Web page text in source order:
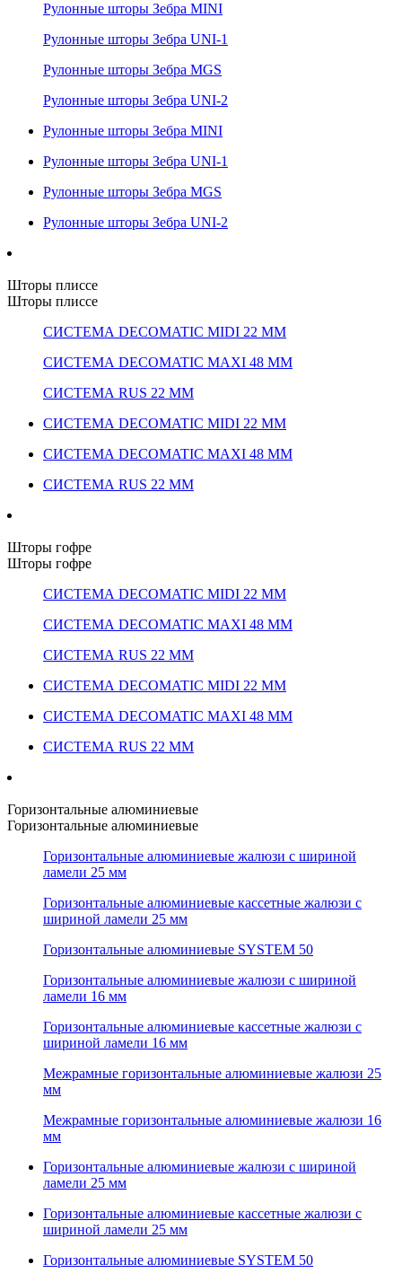
Рулонные шторы Зебра MINI
Рулонные шторы Зебра UNI-1
Рулонные шторы Зебра MGS
Рулонные шторы Зебра UNI-2
Рулонные шторы Зебра MINI
Рулонные шторы Зебра UNI-1
Рулонные шторы Зебра MGS
Рулонные шторы Зебра UNI-2
Шторы плиссе
Шторы плиссе
СИСТЕМА DECOMATIC MIDI 22 ММ
СИСТЕМА DECOMATIC MAXI 48 ММ
СИСТЕМА RUS 22 ММ
СИСТЕМА DECOMATIC MIDI 22 ММ
СИСТЕМА DECOMATIC MAXI 48 ММ
СИСТЕМА RUS 22 ММ
Шторы гофре
Шторы гофре
СИСТЕМА DECOMATIC MIDI 22 ММ
СИСТЕМА DECOMATIC MAXI 48 ММ
СИСТЕМА RUS 22 ММ
СИСТЕМА DECOMATIC MIDI 22 ММ
СИСТЕМА DECOMATIC MAXI 48 ММ
СИСТЕМА RUS 22 ММ
Горизонтальные алюминиевые
Горизонтальные алюминиевые
Горизонтальные алюминиевые жалюзи с шириной
ламели 25 мм
Горизонтальные алюминиевые кассетные жалюзи с
шириной ламели 25 мм
Горизонтальные алюминиевые SYSTEM 50
Горизонтальные алюминиевые жалюзи с шириной
ламели 16 мм
Горизонтальные алюминиевые кассетные жалюзи с
шириной ламели 16 мм
Межрамные горизонтальные алюминиевые жалюзи 25
мм
Межрамные горизонтальные алюминиевые жалюзи 16
мм
Горизонтальные алюминиевые жалюзи с шириной
ламели 25 мм
Горизонтальные алюминиевые кассетные жалюзи с
шириной ламели 25 мм
Горизонтальные алюминиевые SYSTEM 50